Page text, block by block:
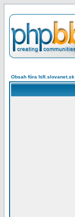
Obsah fóra hifi.slovanet.sk